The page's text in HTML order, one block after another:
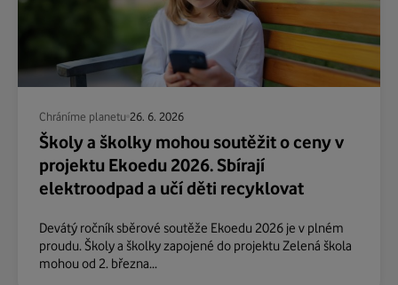
Chráníme planetu 26. 6. 2026
Školy a školky mohou soutěžit o ceny v
projektu Ekoedu 2026. Sbírají
elektroodpad a učí děti recyklovat
Devátý ročník sběrové soutěže Ekoedu 2026 je v plném
proudu. Školy a školky zapojené do projektu Zelená škola
mohou od 2. března...